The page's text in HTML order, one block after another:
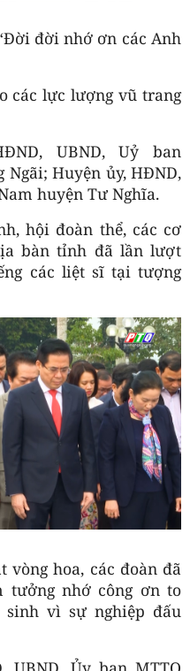
đời nhớ ơn các Anh
các lực lượng vũ trang
UBND, Uỷ ban
Ngãi; Huyện ủy, HĐND,
huyện Tư Nghĩa.
hội đoàn thể, các cơ
bàn tỉnh đã lần lượt
các liệt sĩ tại tượng
vòng hoa, các đoàn đã
tưởng nhớ công ơn to
vì sự nghiệp đấu